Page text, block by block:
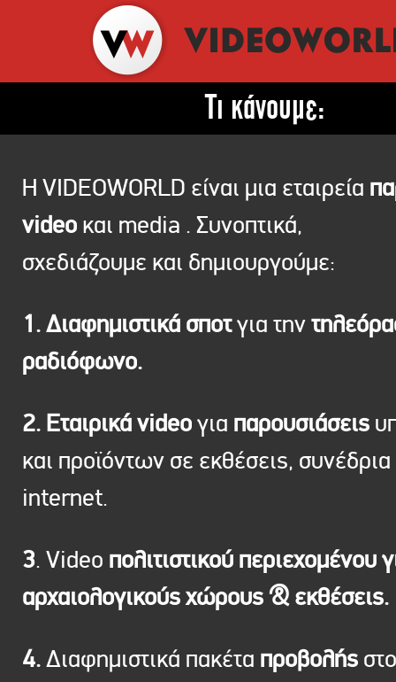
Τι κάνουμε:
Η VIDEOWORLD είναι μια εταιρεία
video και media . Συνοπτικά,
σχεδιάζουμε και δημιουργούμε:
1. Διαφημιστικά σποτγια την
ραδιόφωνο.
2. Εταιρικά videoγια παρουσιάσεις
και προϊόντων σε εκθέσεις, συνέδρια
internet.
3. Video πολιτιστικού περιεχομένου
αρχαιολογικούς χώρους & εκθέσεις.
4.Διαφημιστικά πακέτα προβολής στο